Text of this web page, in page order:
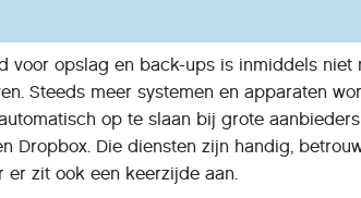
voor opslag en back-ups is inmiddels niet
Steeds meer systemen en apparaten
op te slaan bij grote
Dropbox. Die diensten zijn handig,
er zit ook een keerzijde aan.